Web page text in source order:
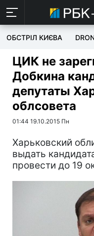
ОБСТРІЛ КИЄВА
ЦИК не
Добкина
депутаты
облсовета
01:44 19.10.2015 Пн
Харьковский
выдать
провести до 19